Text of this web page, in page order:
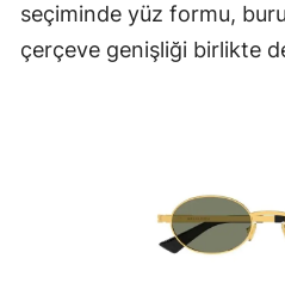
seçiminde yüz formu,
çerçeve genişliği birlikte